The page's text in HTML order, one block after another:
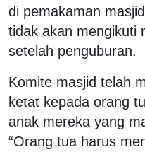
di pemakaman
tidak akan mengikuti
setelah penguburan.
Komite masjid telah
ketat kepada orang
anak mereka yang
“Orang tua harus